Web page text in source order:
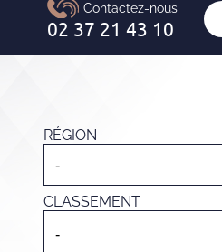
RÉGION
CLASSEMENT